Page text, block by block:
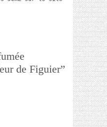
de Figuier”